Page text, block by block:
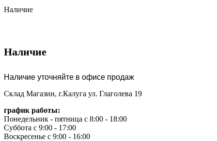
Наличие
Наличие
Наличие уточняйте в офисе продаж
Склад Магазин, г.Калуга ул. Глаголева 19
график работы:
Понедельник - пятница с 8:00 - 18:00
Суббота с 9:00 - 17:00
Воскресенье с 9:00 - 16:00